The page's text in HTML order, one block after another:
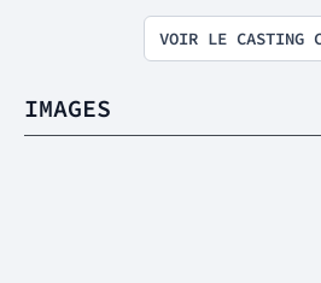
VOIR LE CASTING
IMAGES